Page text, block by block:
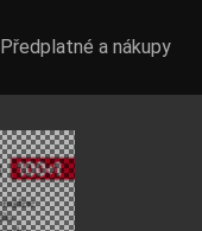
Předplatné a nákupy